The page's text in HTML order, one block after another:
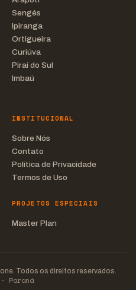
Sengés
Ipiranga
Ortigueira
Curiúva
Piraí do Sul
Imbaú
INSTITUCIONAL
Sobre Nós
Contato
Política de Privacidade
Termos de Uso
PROJETOS ESPECIAIS
Master Plan
Todos os direitos reservados.
Paraná